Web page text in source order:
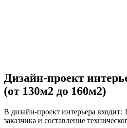
Дизайн-проект
(от 130м2 до 160м2)
В дизайн-проект интерьера входит:
заказчика и составление